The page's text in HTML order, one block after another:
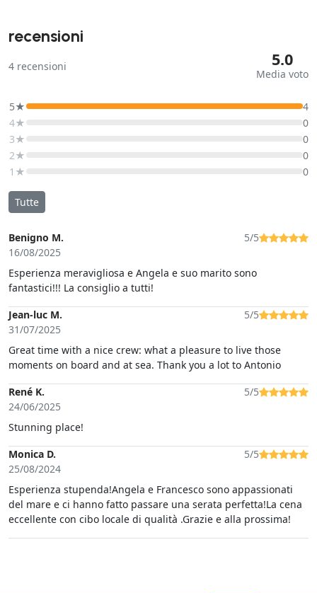
recensioni
4 recensioni 5.0
Media voto
5★
4
4★
0
3★
0
2★
0
1★
0
Tutte
Benigno M.
16/08/2025
5/5
Esperienza meravigliosa e Angela e suo marito sono
fantastici!!! La consiglio a tutti!
Jean-luc M.
31/07/2025
5/5
Great time with a nice crew: what a pleasure to live those
moments on board and at sea. Thank you a lot to Antonio
René K.
24/06/2025
5/5
Stunning place!
Monica D.
25/08/2024
5/5
Esperienza stupenda!Angela e Francesco sono appassionati
del mare e ci hanno fatto passare una serata perfetta!La cena
eccellente con cibo locale di qualità .Grazie e alla prossima!